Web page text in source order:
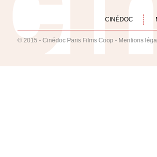
CINÉDOC
© 2015 - Cinédoc Paris Films Coop - Mentions